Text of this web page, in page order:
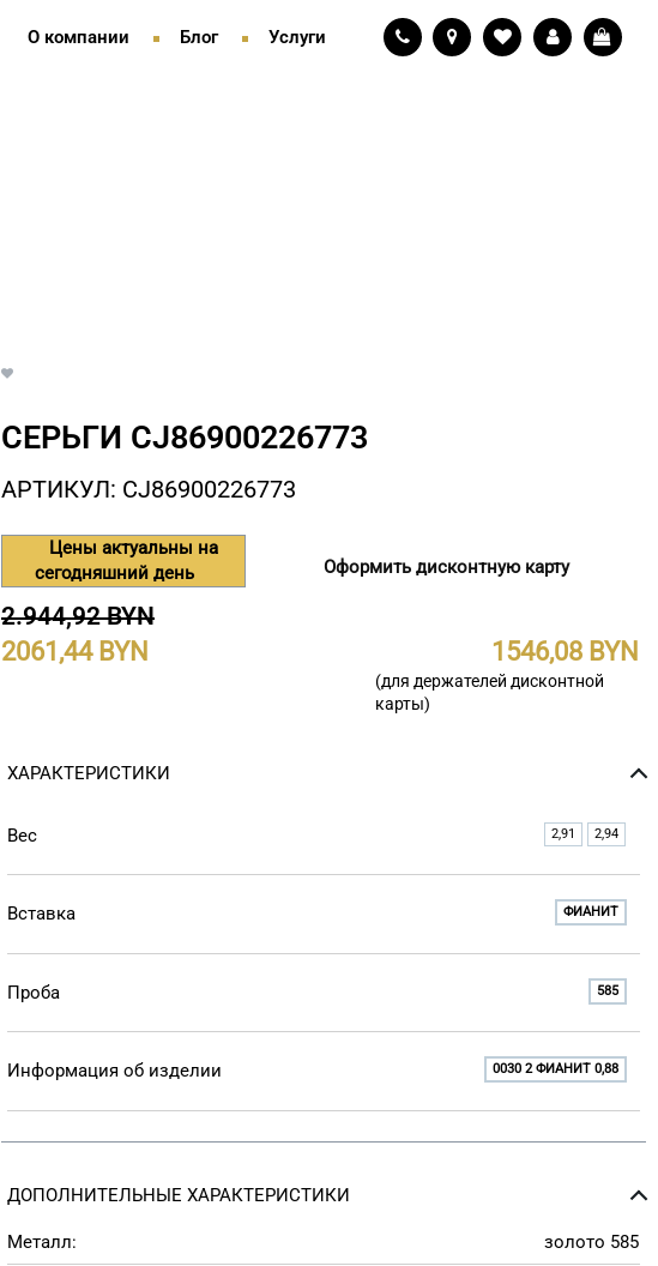
О компании Блог Услуги
СЕРЬГИ СJ86900226773
АРТИКУЛ: СJ86900226773
Цены актуальны на
сегодняшний день
Оформить дисконтную карту
2.944,92 BYN
2061,44 1546,08
(для держателей дисконтной
карты)
ХАРАКТЕРИСТИКИ
Вес 2,91 2,94
Вставка ФИАНИТ
Проба 585
Информация об изделии 0030 2 ФИАНИТ 0,88
ДОПОЛНИТЕЛЬНЫЕ ХАРАКТЕРИСТИКИ
Металл: золото 585